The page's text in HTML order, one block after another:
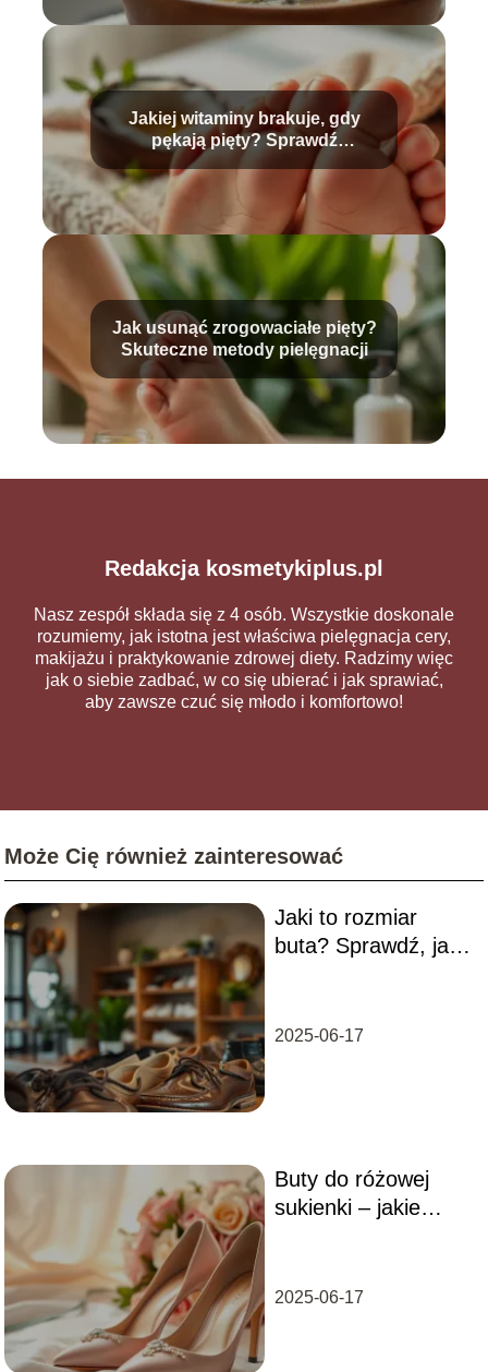
Jakiej witaminy brakuje, gdy
pękają pięty? Sprawdź
przyczyny!
Jak usunąć zrogowaciałe pięty?
Skuteczne metody pielęgnacji
Redakcja kosmetykiplus.pl
Nasz zespół składa się z 4 osób. Wszystkie doskonale
rozumiemy, jak istotna jest właściwa pielęgnacja cery,
makijażu i praktykowanie zdrowej diety. Radzimy więc
jak o siebie zadbać, w co się ubierać i jak sprawiać,
aby zawsze czuć się młodo i komfortowo!
Może Cię również zainteresować
Jaki to rozmiar
buta? Sprawdź, jak
2025-06-17
Buty do różowej
sukienki – jakie
2025-06-17